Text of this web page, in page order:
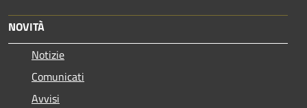
NOVITÀ
Notizie
Comunicati
Avvisi